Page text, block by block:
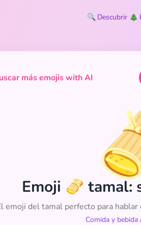
🔍 Descubrir 🎄
más emojis with AI
Emoji 🫔 tamal:
emoji del tamal perfecto para
Comida y bebida